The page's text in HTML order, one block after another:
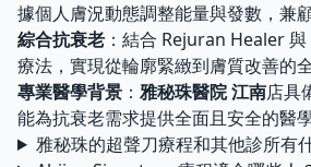
據個人膚況動態調整能量與發數，兼
綜合抗衰老 ：結合 Rejuran Healer
療法，實現從輪廓緊緻到膚質改善的全
專業醫學背景 ： 雅秘珠醫院 江南店具
能為抗衰老需求提供全面且安全的醫學
雅秘珠的超聲刀療程和其他診所有